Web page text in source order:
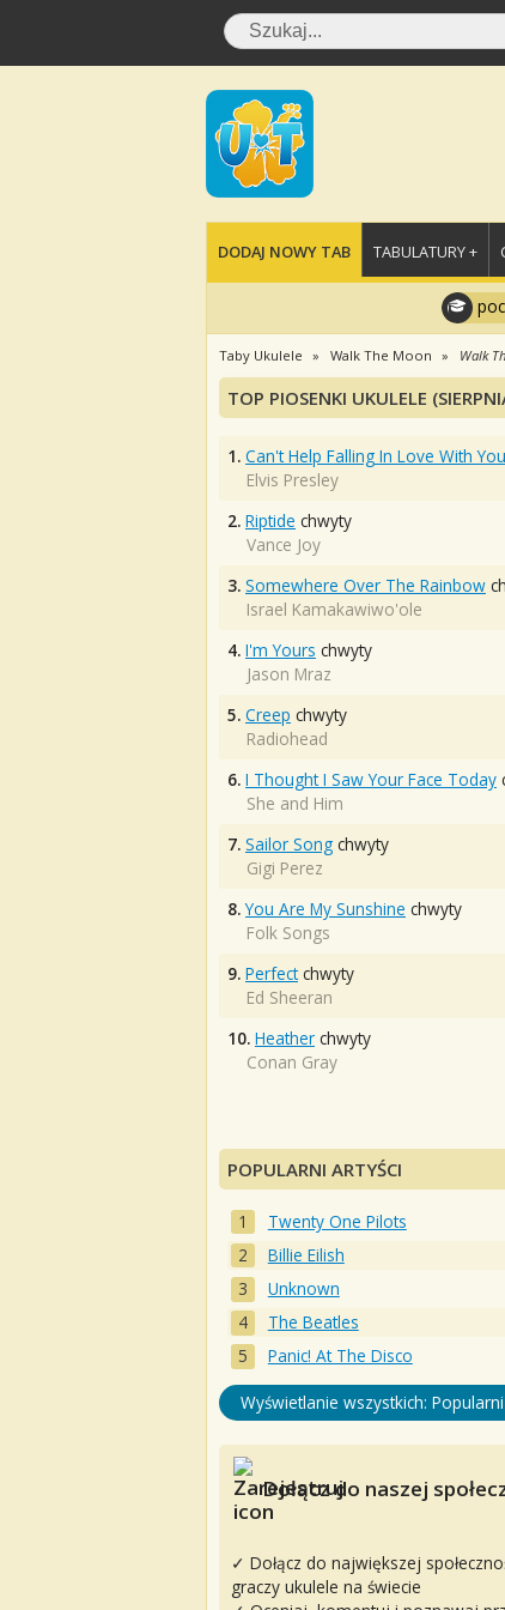
DODAJ NOWY TAB TABULATURY +
Taby Ukulele Walk The Moon Walk
TOP PIOSENKI UKULELE
1. Can't Help Falling In Love With You
Elvis Presley
2. Riptide chwyty
Vance Joy
3. Somewhere Over The Rainbow
Israel Kamakawiwo'ole
4. I'm Yours chwyty
Jason Mraz
5. Creep chwyty
Radiohead
6. I Thought I Saw Your Face Today
She and Him
7. Sailor Song chwyty
Gigi Perez
8. You Are My Sunshine chwyty
Folk Songs
9. Perfectchwyty
Ed Sheeran
10. Heather chwyty
Conan Gray
POPULARNI ARTYŚCI
Twenty One Pilots
Billie Eilish
Unknown
The Beatles
Panic! At The Disco
Wyświetlanie wszystkich:
Dołącz do naszej
✓ Dołącz do największej
graczy ukulele na świecie